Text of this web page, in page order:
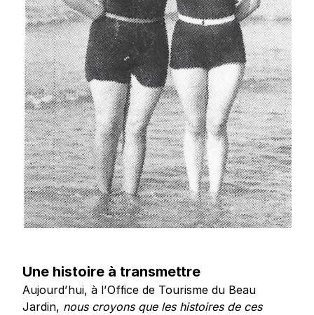
Une histoire à transmettre
Aujourd’hui, à l’Office de Tourisme du Beau
Jardin, nous croyons que les histoires de ces